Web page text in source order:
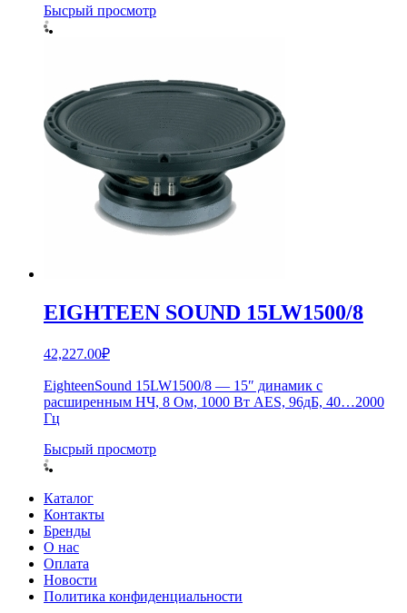
Бысрый просмотр
EIGHTEEN SOUND 15LW1500/8
42,227.00₽
EighteenSound 15LW1500/8 — 15″ динамик с
расширенным НЧ, 8 Ом, 1000 Вт AES, 96дБ, 40…2000
Гц
Бысрый просмотр
Каталог
Контакты
Бренды
О нас
Оплата
Новости
Политика конфиденциальности